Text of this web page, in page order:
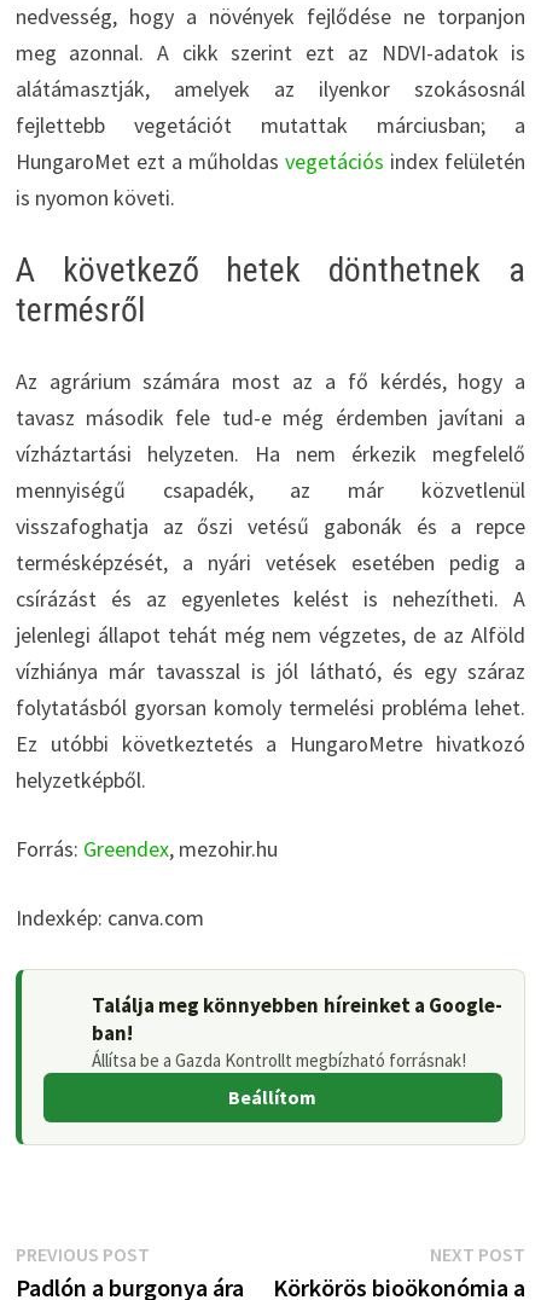
nedvesség, hogy a növények fejlődése ne torpanjon
meg azonnal. A cikk szerint ezt az NDVI-adatok is
alátámasztják, amelyek az ilyenkor szokásosnál
fejlettebb vegetációt mutattak márciusban; a
HungaroMet ezt a műholdasvegetációs index felületén
is nyomon követi.
A következő hetek dönthetnek a
termésről
Az agrárium számára most az a fő kérdés, hogy a
tavasz második fele tud-e még érdemben javítani a
vízháztartási helyzeten. Ha nem érkezik megfelelő
mennyiségű csapadék, az már közvetlenül
visszafoghatja az őszi vetésű gabonák és a repce
termésképzését, a nyári vetések esetében pedig a
csírázást és az egyenletes kelést is nehezítheti. A
jelenlegi állapot tehát még nem végzetes, de az Alföld
vízhiánya már tavasszal is jól látható, és egy száraz
folytatásból gyorsan komoly termelési probléma lehet.
Ez utóbbi következtetés a HungaroMetre hivatkozó
helyzetképből.
Forrás: Greendex, mezohir.hu
Indexkép: canva.com
Találja meg könnyebben híreinket a Google-
ban!
Állítsa be a Gazda Kontrollt megbízható forrásnak!
Beállítom
Bejegyzés
PREVIOUS POSTPrevious
post:
Padlón a burgonya ára
NEXT POST
Körkörös bioökonómia a